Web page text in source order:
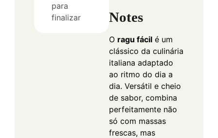
para
finalizar
Notes
O ragu fácil é um
clássico da culinária
italiana adaptado
ao ritmo do dia a
dia. Versátil e cheio
de sabor, combina
perfeitamente não
só com massas
frescas, mas